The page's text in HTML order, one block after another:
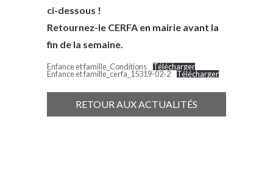
ci-dessous !
Retournez-le CERFA en mairie avant la
fin de la semaine.
Enfance et famille_Conditions Télécharger
Enfance et famille_cerfa_15319-02-2 Télécharger
RETOUR AUX ACTUALITÉS